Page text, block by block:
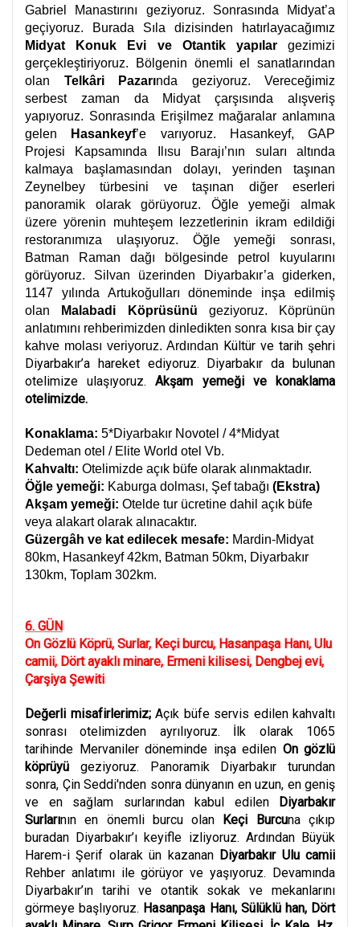
Gabriel Manastırını geziyoruz. Sonrasında Midyat’a
geçiyoruz. Burada Sıla dizisinden hatırlayacağımız
Midyat Konuk Evi ve Otantik yapılar gezimizi
gerçekleştiriyoruz. Bölgenin önemli el sanatlarından
olan Telkâri Pazarında geziyoruz. Vereceğimiz
serbest zaman da Midyat çarşısında alışveriş
yapıyoruz. Sonrasında Erişilmez mağaralar anlamına
gelen
Hasankeyf’e varıyoruz. Hasankeyf, GAP
Projesi Kapsamında Ilısu Barajı’nın suları altında
kalmaya başlamasından dolayı, yerinden taşınan
Zeynelbey türbesini ve taşınan diğer eserleri
panoramik olarak görüyoruz. Öğle yemeği almak
üzere yörenin muhteşem lezzetlerinin ikram edildiği
restoranımıza ulaşıyoruz. Öğle yemeği sonrası,
Batman Raman dağı bölgesinde petrol kuyularını
görüyoruz. Silvan üzerinden Diyarbakır’a giderken,
1147 yılında Artukoğulları döneminde inşa edilmiş
olan
Malabadi Köprüsünü geziyoruz.
Köprünün
anlatımını rehberimizden dinledikten sonra kısa bir çay
kahve molası veriyoruz. Ardından Kültür ve tarih şehri
Diyarbakır’a hareket ediyoruz. Diyarbakır da bulunan
otelimize ulaşıyoruz.Akşam yemeği ve konaklama
otelimizde.
Konaklama: 5*Diyarbakır Novotel / 4*Midyat
Dedeman otel / Elite World otel Vb.
Kahvaltı: Otelimizde açık büfe olarak alınmaktadır.
Öğle yemeği: Kaburga dolması, Şef tabağı (Ekstra)
Akşam yemeği: Otelde tur ücretine dahil açık büfe
veya alakart olarak alınacaktır.
Güzergâh ve kat edilecek mesafe: Mardin-Midyat
80km, Hasankeyf 42km, Batman 50km, Diyarbakır
130km, Toplam 302km.
6. GÜN
On Gözlü Köprü, Surlar, Keçi burcu, Hasanpaşa Hanı, Ulu
camii, Dört ayaklı minare, Ermeni kilisesi, Dengbej evi,
Çarşiya Şewiti
Değerli misafirlerimiz;Açık büfe servis edilen kahvaltı
sonrası otelimizden ayrılıyoruz. İlk olarak 1065
tarihinde Mervaniler döneminde inşa edilen On gözlü
köprüyü geziyoruz. Panoramik Diyarbakır turundan
sonra, Çin Seddi'nden sonra dünyanın en uzun, en geniş
ve en sağlam surlarından kabul edilen Diyarbakır
Surlarının en önemli burcu olan Keçi Burcuna çıkıp
buradan Diyarbakır’ı keyifle izliyoruz. Ardından Büyük
Harem-i Şerif olarak ün kazanan Diyarbakır Ulu camii
Rehber anlatımı ile görüyor ve yaşıyoruz. Devamında
Diyarbakır’ın tarihi ve otantik sokak ve mekanlarını
görmeye başlıyoruz. Hasanpaşa Hanı, Sülüklü han, Dört